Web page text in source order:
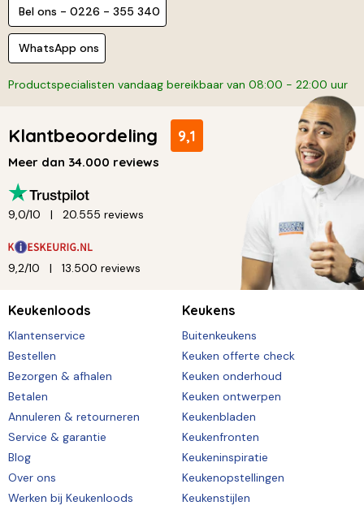
Bel ons - 0226 - 355 340
WhatsApp ons
Productspecialisten vandaag bereikbaar van 08:00 - 22:00 uur
Klantbeoordeling 9,1
Meer dan 34.000 reviews
9,0/10 20.555 reviews
9,2/10 13.500 reviews
Keukenloods
Klantenservice
Bestellen
Bezorgen & afhalen
Betalen
Annuleren & retourneren
Service & garantie
Blog
Over ons
Werken bij Keukenloods
Keukens
Buitenkeukens
Keuken offerte check
Keuken onderhoud
Keuken ontwerpen
Keukenbladen
Keukenfronten
Keukeninspiratie
Keukenopstellingen
Keukenstijlen